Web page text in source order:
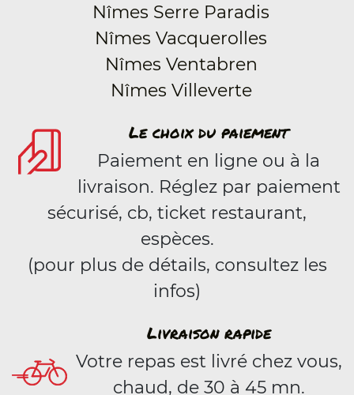
Nîmes Serre Paradis
Nîmes Vacquerolles
Nîmes Ventabren
Nîmes Villeverte
Le choix du paiement
Paiement en ligne ou à la
livraison. Réglez par paiement
sécurisé, cb, ticket restaurant,
espèces.
(pour plus de détails, consultez les
infos)
Livraison rapide
Votre repas est livré chez vous,
chaud, de 30 à 45 mn.